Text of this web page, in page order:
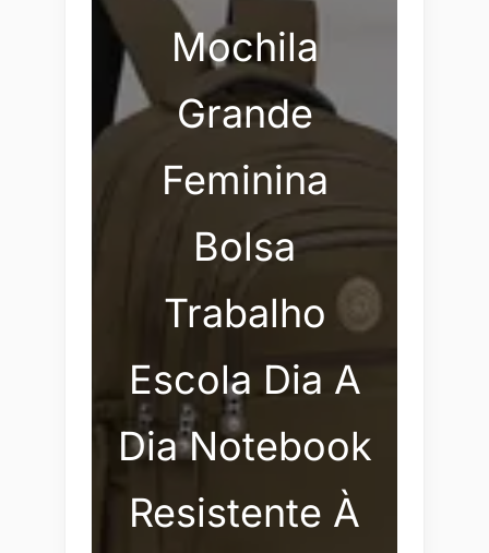
Mochila
Grande
Feminina
Bolsa
Trabalho
Escola Dia A
Dia Notebook
Resistente À